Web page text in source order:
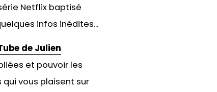
Netflix baptisé
infos inédites...
de Julien
et pouvoir les
vous plaisent sur